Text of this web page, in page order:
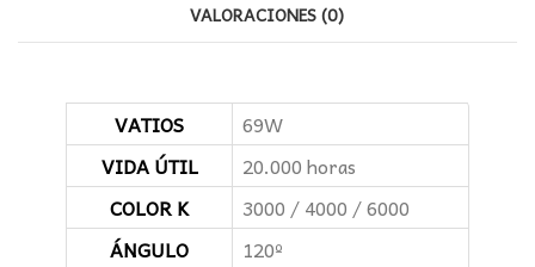
VALORACIONES (0)
VATIOS
69W
VIDA ÚTIL
20.000 horas
COLOR K
3000 / 4000 / 6000
ÁNGULO
120º